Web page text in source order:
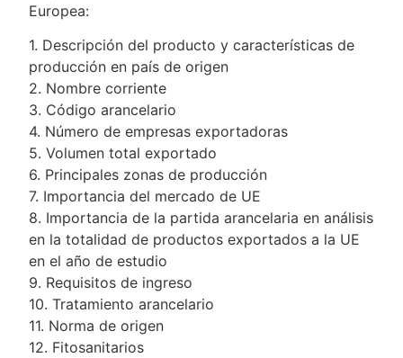
Europea:
1. Descripción del producto y características de
producción en país de origen
2. Nombre corriente
3. Código arancelario
4. Número de empresas exportadoras
5. Volumen total exportado
6. Principales zonas de producción
7. Importancia del mercado de UE
8. Importancia de la partida arancelaria en análisis
en la totalidad de productos exportados a la UE
en el año de estudio
9. Requisitos de ingreso
10. Tratamiento arancelario
11. Norma de origen
12. Fitosanitarios